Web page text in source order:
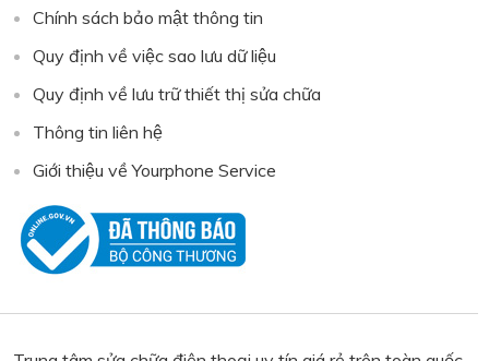
Chính sách bảo mật thông tin
Quy định về việc sao lưu dữ liệu
Quy định về lưu trữ thiết thị sửa chữa
Thông tin liên hệ
Giới thiệu về Yourphone Service